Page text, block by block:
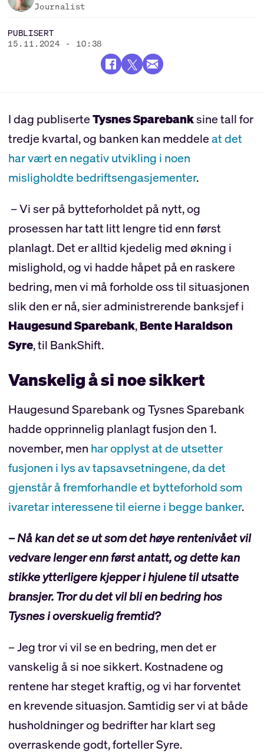
Journalist
PUBLISERT
15.11.2024 - 10:38
I dag publiserteTysnes Sparebanksine tall for
tredje kvartal, og banken kan meddeleat det
har vært en negativ utvikling i noen
misligholdte bedriftsengasjementer.
– Vi ser på bytteforholdet på nytt, og
prosessen har tatt litt lengre tid enn først
planlagt. Det er alltid kjedelig med økning i
mislighold, og vi hadde håpet på en raskere
bedring, men vi må forholde oss til situasjonen
slik den er nå, sier administrerende banksjef i
Haugesund Sparebank,Bente Haraldson
Syre, til BankShift.
Vanskelig å si noe sikkert
Haugesund Sparebank og Tysnes Sparebank
hadde opprinnelig planlagt fusjon den 1.
november, men har opplyst at de utsetter
fusjonen i lys av tapsavsetningene, da det
gjenstår å fremforhandle et bytteforhold som
ivaretar interessene til eierne i begge banker.
– Nå kan det se ut som det høye rentenivået vil
vedvare lenger enn først antatt, og dette kan
stikke ytterligere kjepper i hjulene til utsatte
bransjer. Tror du det vil bli en bedring hos
Tysnes i overskuelig fremtid?
– Jeg tror vi vil se en bedring, men det er
vanskelig å si noe sikkert. Kostnadene og
rentene har steget kraftig, og vi har forventet
en krevende situasjon. Samtidig ser vi at både
husholdninger og bedrifter har klart seg
overraskende godt, forteller Syre.